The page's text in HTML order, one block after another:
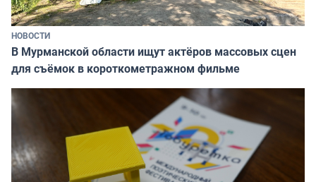
НОВОСТИ
В Мурманской области ищут актёров массовых сцен
для съёмок в короткометражном фильме